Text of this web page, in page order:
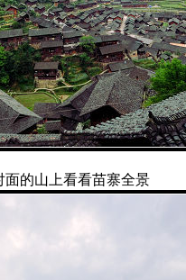
的山上看看苗寨全景